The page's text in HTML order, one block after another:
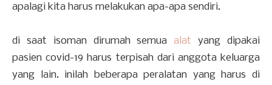
apalagi kita harus melakukan apa-apa sendiri.
di saat isoman dirumah semuaalat yang dipakai
pasien covid-19 harus terpisah dari anggota keluarga
yang lain. inilah beberapa peralatan yang harus di